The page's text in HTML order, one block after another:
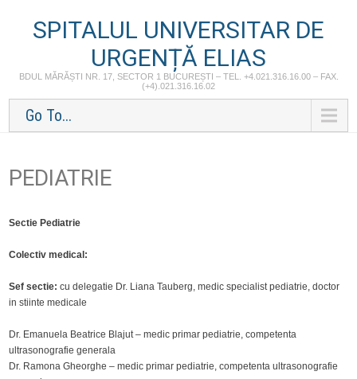
SPITALUL UNIVERSITAR DE
URGENȚĂ ELIAS
BDUL MĂRĂȘTI NR. 17, SECTOR 1 BUCUREȘTI – TEL. +4.021.316.16.00 – FAX.
(+4).021.316.16.02
Go To...
PEDIATRIE
Sectie Pediatrie
Colectiv medical:
Sef sectie: cu delegatie Dr. Liana Tauberg, medic specialist pediatrie, doctor
in stiinte medicale
Dr. Emanuela Beatrice Blajut – medic primar pediatrie, competenta
ultrasonografie generala
Dr. Ramona Gheorghe – medic primar pediatrie, competenta ultrasonografie